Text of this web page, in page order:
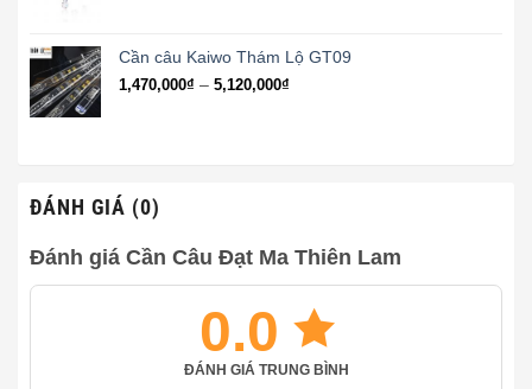
Cần câu Kaiwo Thám Lộ GT09
1,470,000₫ – 5,120,000₫
ĐÁNH GIÁ (0)
Đánh giá Cần Câu Đạt Ma Thiên Lam
0.0
ĐÁNH GIÁ TRUNG BÌNH